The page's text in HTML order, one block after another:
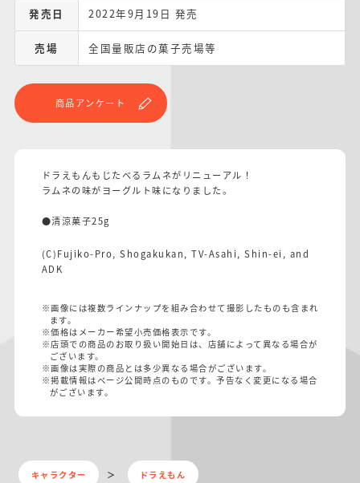
発売日 2022年9月19日 発売
売場 全国量販店の菓子売場等
商品アンケート
ドラえもんもじたべるラムネがリニューアル！
ラムネの味がヨーグルト味になりました。
●清涼菓子25g
(C)Fujiko-Pro, Shogakukan, TV-Asahi, Shin-ei, and
ADK
※画像には複数ラインナップを組み合わせて撮影したものも含まれ
ます。
※価格はメーカー希望小売価格表示です。
※店頭での商品のお取り扱い開始日は、店舗によって異なる場合が
ございます。
※画像は実際の商品とは多少異なる場合がございます。
※掲載情報はページ公開時点のものです。予告なく変更になる場合
がございます。
キャラクター ドラえもん